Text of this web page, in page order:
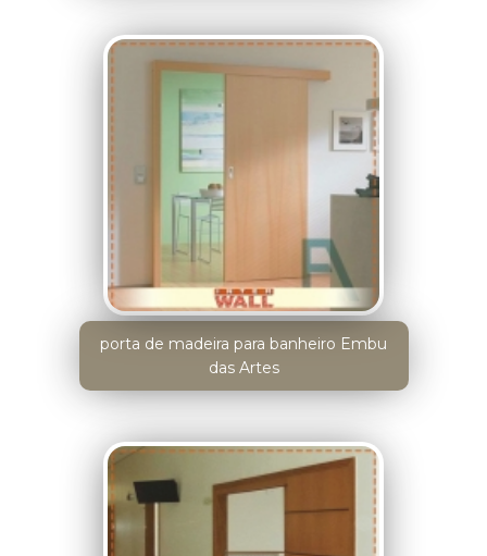
porta de madeira para banheiro Embu
das Artes